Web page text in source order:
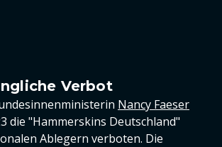
Verbot
Nancy Faeser
die "Hammerskins Deutschland"
Ablegern verboten. Die